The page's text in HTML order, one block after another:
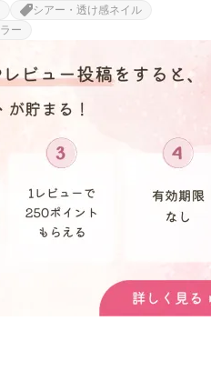
シアー・透け感ネイル
ー